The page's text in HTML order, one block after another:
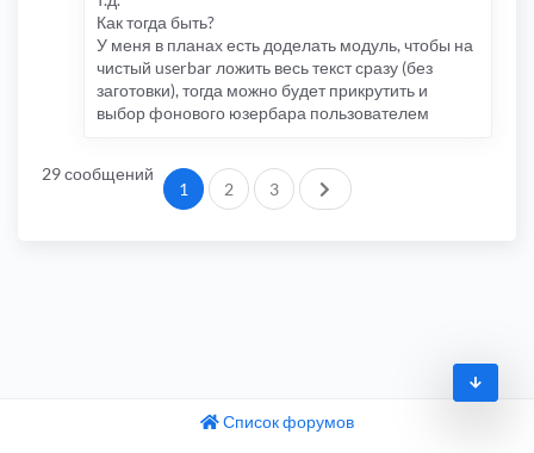
Как тогда быть?
У меня в планах есть доделать модуль, чтобы на
чистый userbar ложить весь текст сразу (без
заготовки), тогда можно будет прикрутить и
выбор фонового юзербара пользователем
29 сообщений
1 2 3 След.
Список форумов